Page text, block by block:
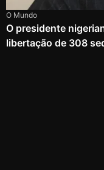
O Mundo
O presidente
libertação de 308